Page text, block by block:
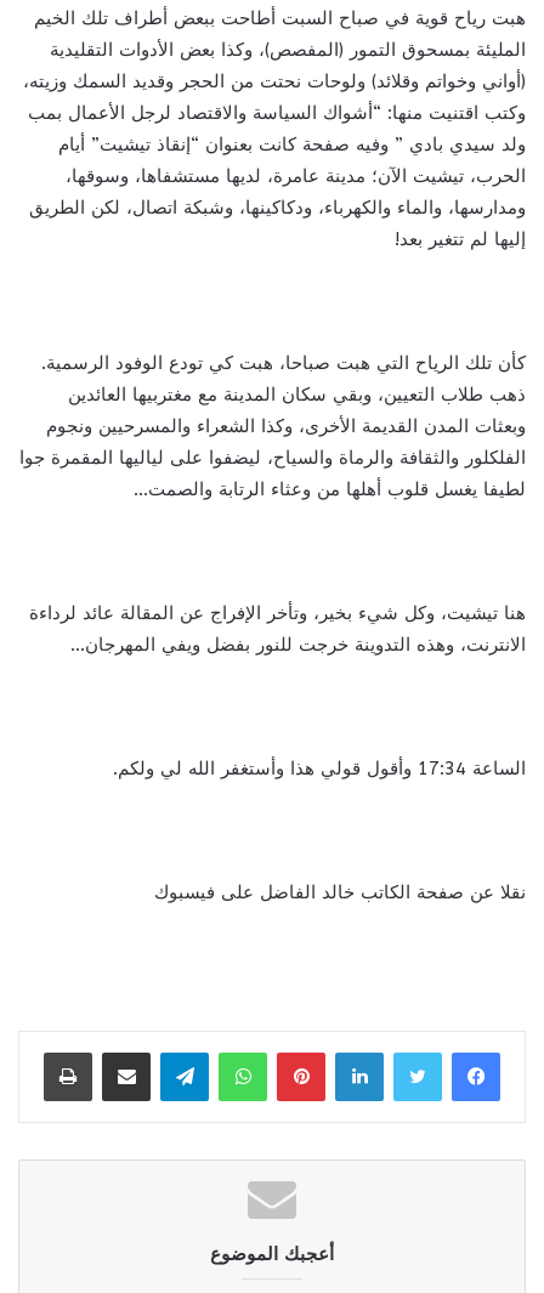
هبت رياح قوية في صباح السبت أطاحت ببعض أطراف تلك الخيم
المليئة بمسحوق التمور (المفصص)، وكذا بعض الأدوات التقليدية
(أواني وخواتم وقلائد) ولوحات نحتت من الحجر وقديد السمك وزيته،
وكتب اقتنيت منها: “أشواك السياسة والاقتصاد لرجل الأعمال بمب
ولد سيدي بادي ” وفيه صفحة كانت بعنوان “إنقاذ تيشيت” أيام
الحرب، تيشيت الآن؛ مدينة عامرة، لديها مستشفاها، وسوقها،
ومدارسها، والماء والكهرباء، ودكاكينها، وشبكة اتصال، لكن الطريق
إليها لم تتغير بعد!
كأن تلك الرياح التي هبت صباحا، هبت كي تودع الوفود الرسمية.
ذهب طلاب التعيين، وبقي سكان المدينة مع مغتربيها العائدين
وبعثات المدن القديمة الأخرى، وكذا الشعراء والمسرحيين ونجوم
الفلكلور والثقافة والرماة والسياح، ليضفوا على لياليها المقمرة جوا
لطيفا يغسل قلوب أهلها من وعثاء الرتابة والصمت…
هنا تيشيت، وكل شيء بخير، وتأخر الإفراج عن المقالة عائد لرداءة
الانترنت، وهذه التدوينة خرجت للنور بفضل ويفي المهرجان…
الساعة 17:34 وأقول قولي هذا وأستغفر الله لي ولكم.
نقلا عن صفحة الكاتب خالد الفاضل على فيسبوك
لينكدإن بينتيريستواتساب تيلقرام مشاركة عبر البريد طباعة
أعجبك الموضوع